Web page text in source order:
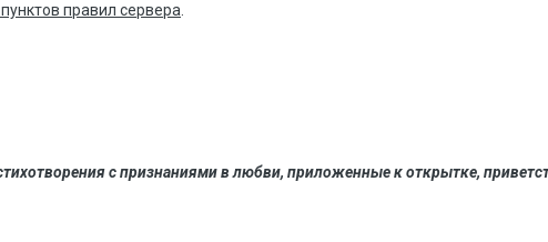
правил сервера.
с признаниями в любви, приложенные к открытке,